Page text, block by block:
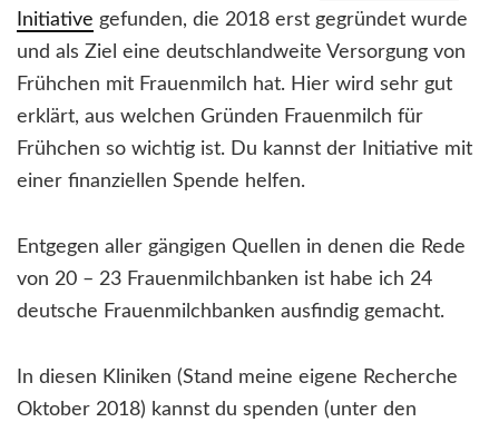
Initiative gefunden, die 2018 erst gegründet wurde
und als Ziel eine deutschlandweite Versorgung von
Frühchen mit Frauenmilch hat. Hier wird sehr gut
erklärt, aus welchen Gründen Frauenmilch für
Frühchen so wichtig ist. Du kannst der Initiative mit
einer finanziellen Spende helfen.
Entgegen aller gängigen Quellen in denen die Rede
von 20 – 23 Frauenmilchbanken ist habe ich 24
deutsche Frauenmilchbanken ausfindig gemacht.
In diesen Kliniken (Stand meine eigene Recherche
Oktober 2018) kannst du spenden (unter den